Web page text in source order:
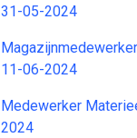
31-05-2024
11-06-2024
Medewerker
2024